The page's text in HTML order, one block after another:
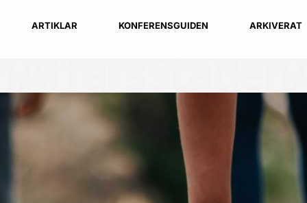
ARTIKLAR KONFERENSGUIDEN ARKIVERAT